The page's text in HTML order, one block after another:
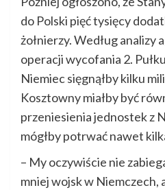
do Polski pięć tysięcy
żołnierzy. Według analizy
operacji wycofania 2.
Niemiec sięgnąłby kilku
Kosztowny miałby być
przeniesienia jednostek z
mógłby potrwać nawet
– My oczywiście nie
mniej wojsk w Niemczech,